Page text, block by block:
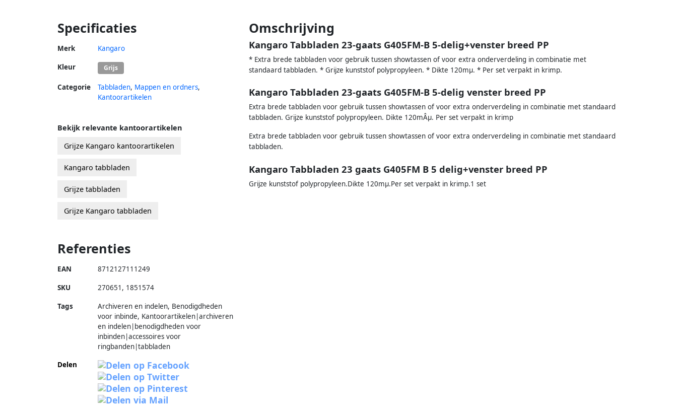
Specificaties
Merk Kangaro
Kleur Grijs
Categorie Tabbladen, Mappen en ordners,
Kantoorartikelen
Omschrijving
Kangaro Tabbladen 23-gaats G405FM-B 5-delig+venster breed PP
* Extra brede tabbladen voor gebruik tussen showtassen of voor extra onderverdeling in combinatie met
standaard tabbladen. * Grijze kunststof polypropyleen. * Dikte 120mµ. * Per set verpakt in krimp.
Kangaro Tabbladen 23-gaats G405FM-B 5-delig venster breed PP
Extra brede tabbladen voor gebruik tussen showtassen of voor extra onderverdeling in combinatie met standaard
tabbladen. Grijze kunststof polypropyleen. Dikte 120mÂµ. Per set verpakt in krimp
Extra brede tabbladen voor gebruik tussen showtassen of voor extra onderverdeling in combinatie met standaard
tabbladen.
Kangaro Tabbladen 23 gaats G405FM B 5 delig+venster breed PP
Grijze kunststof polypropyleen.Dikte 120mµ.Per set verpakt in krimp.1 set
Bekijk relevante kantoorartikelen
Grijze Kangaro kantoorartikelen
Kangaro tabbladen
Grijze tabbladen
Grijze Kangaro tabbladen
Referenties
EAN 8712127111249
SKU 270651 , 1851574
Tags
Archiveren en indelen, Benodigdheden
voor inbinde, Kantoorartikelen|archiveren
en indelen|benodigdheden voor
inbinden|accessoires voor
ringbanden|tabbladen
Delen